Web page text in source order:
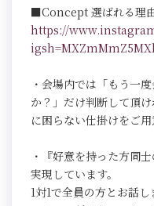
■Concept 選ばれる理
https://
・会場内では「もう一
か？」だけ判断して頂
に困らない仕掛けをご用
・『好意を持った方同
実現しています。
1対1で全員の方とお話